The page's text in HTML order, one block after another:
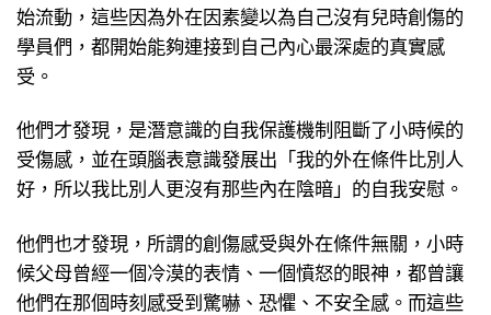
始流動，這些因為外在因素變以為自己沒有兒時創傷的
學員們，都開始能夠連接到自己內心最深處的真實感
受。
他們才發現，是潛意識的自我保護機制阻斷了小時候的
受傷感，並在頭腦表意識發展出「我的外在條件比別人
好，所以我比別人更沒有那些內在陰暗」的自我安慰。
他們也才發現，所謂的創傷感受與外在條件無關，小時
候父母曾經一個冷漠的表情、一個憤怒的眼神，都曾讓
他們在那個時刻感受到驚嚇、恐懼、不安全感。而這些